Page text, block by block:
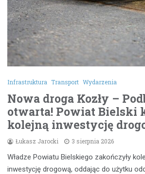
Infrastruktura Transport Wydarzenia
Nowa droga Kozły –
otwarta! Powiat Bielski
kolejną inwestycję
Łukasz Jarocki 3 sierpnia 2026
Władze Powiatu Bielskiego zakończyły
inwestycję drogową, oddając do użytku